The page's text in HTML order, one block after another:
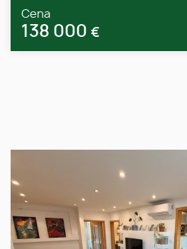
Cena
138 000 €